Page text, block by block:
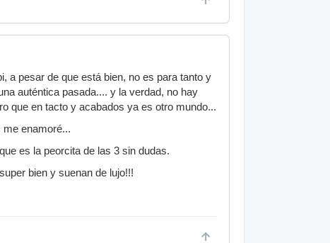
a pesar de que está bien, no es para tanto y
auténtica pasada.... y la verdad, no hay
que en tacto y acabados ya es otro mundo...
me enamoré...
es la peorcita de las 3 sin dudas.
bien y suenan de lujo!!!